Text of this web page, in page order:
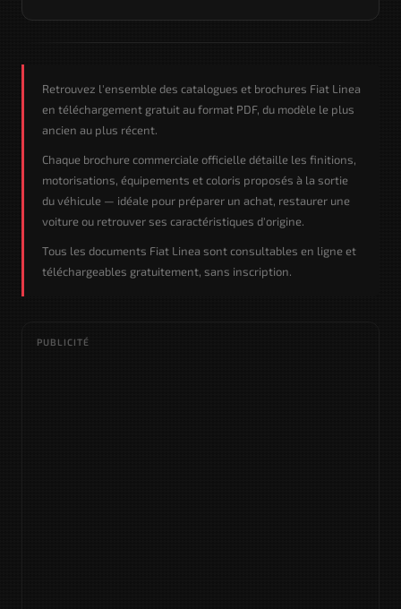
Retrouvez l'ensemble des catalogues et brochures Fiat Linea
en téléchargement gratuit au format PDF, du modèle le plus
ancien au plus récent.
Chaque brochure commerciale officielle détaille les finitions,
motorisations, équipements et coloris proposés à la sortie
du véhicule — idéale pour préparer un achat, restaurer une
voiture ou retrouver ses caractéristiques d'origine.
Tous les documents Fiat Linea sont consultables en ligne et
téléchargeables gratuitement, sans inscription.
PUBLICITÉ